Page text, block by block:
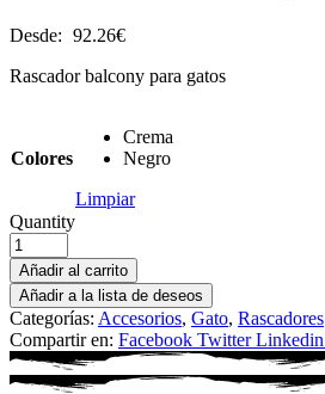
Desde: 92.26€
Rascador balcony para gatos
Colores
Crema
Negro
Limpiar
Quantity
Añadir al carrito
Añadir a la lista de deseos
Categorías: Accesorios, Gato, Rascadores
Compartir en: Facebook Twitter Linkedin